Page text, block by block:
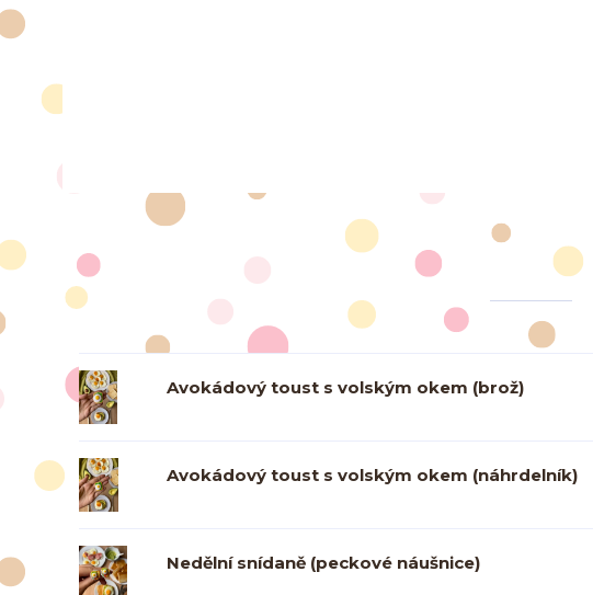
Avokádový toust s volským okem (brož)
Avokádový toust s volským okem (náhrdelník)
Nedělní snídaně (peckové náušnice)